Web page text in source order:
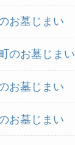
お墓じまい
お墓じまい
お墓じまい
お墓じまい